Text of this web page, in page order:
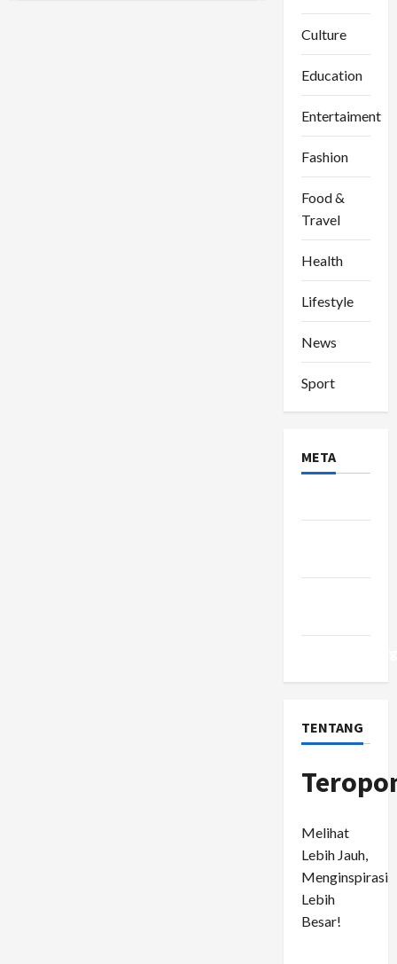
dan
Culture
Education
Entertaiment
Fashion
Food &
Travel
Health
Lifestyle
News
Sport
META
TENTANG
Melihat
Lebih Jauh,
Menginspirasi
Lebih
Besar!